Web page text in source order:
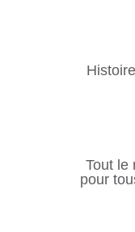
Tout le
pour